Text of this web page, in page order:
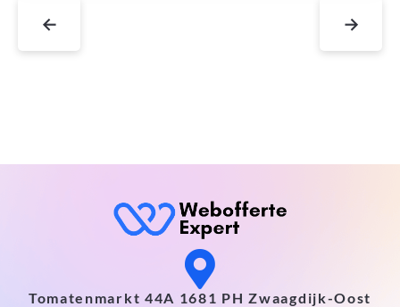
← →
Tomatenmarkt 44A 1681 PH Zwaagdijk-Oost